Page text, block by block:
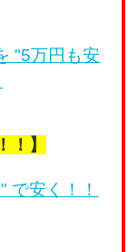
"5万円も安
！】
で安く！！